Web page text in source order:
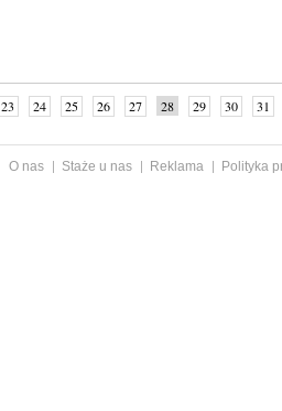
23 24 25 26 27 28 29 30
31
O nas Staże u nas Reklama
Polityka